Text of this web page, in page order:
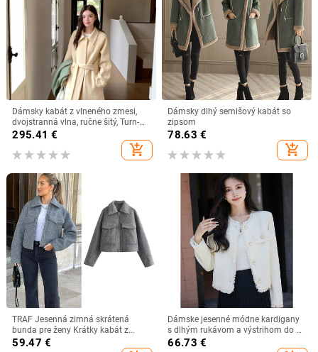
Dámsky kabát z vlneného zmesi,
dvojstranná vlna, ručne šitý, Turn-
Down golier, jednostranné
zapínanie na gomb, dlhá dĺžka
295.41 €
add_shopping_cart
Dámsky dlhý semišový kabát so
zipsom
78.63 €
add_shopping_cart
TRAF Jesenná zimná skrátená
bunda pre ženy Krátky kabát z
tvídovej bundy so zipsom Skrátená
59.47 €
Dámske jesenné módne kardigany
s dlhým rukávom a výstrihom do V,
dámske oblečenie, kancelárske
66.73 €